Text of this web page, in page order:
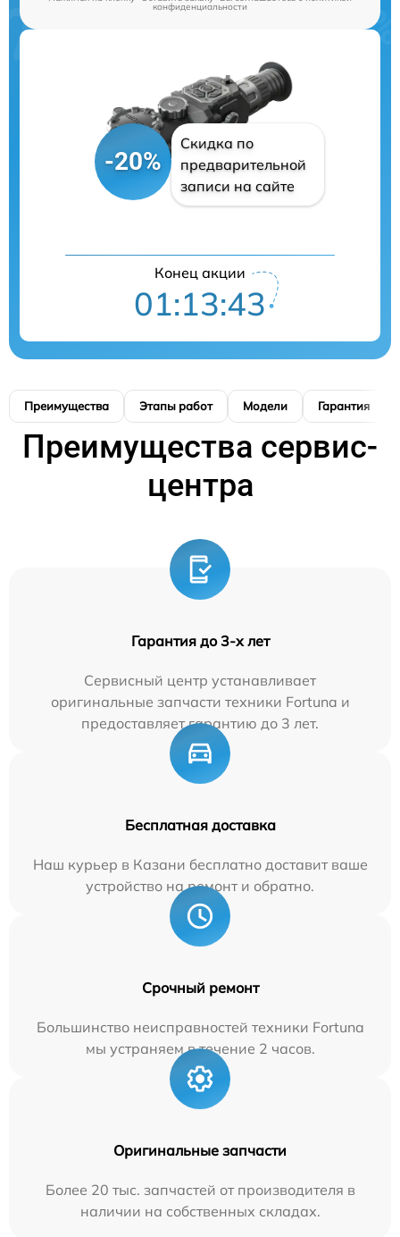
конфиденциальности
-20%
Скидка по
предварительной
записи на сайте
Конец акции
01:13:42
Преимущества Этапы работ Модели Гарантия
Преимущества сервис-
центра
Гарантия до 3-х лет
Сервисный центр устанавливает
оригинальные запчасти техники Fortuna и
предоставляет гарантию до 3 лет.
Бесплатная доставка
Наш курьер в Казани бесплатно доставит ваше
устройство на ремонт и обратно.
Срочный ремонт
Большинство неисправностей техники Fortuna
мы устраняем в течение 2 часов.
Оригинальные запчасти
Более 20 тыс. запчастей от производителя в
наличии на собственных складах.